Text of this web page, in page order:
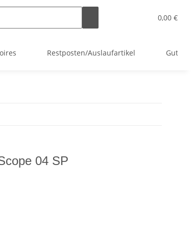
0,00 €
Restposten/Auslaufartikel
04 SP